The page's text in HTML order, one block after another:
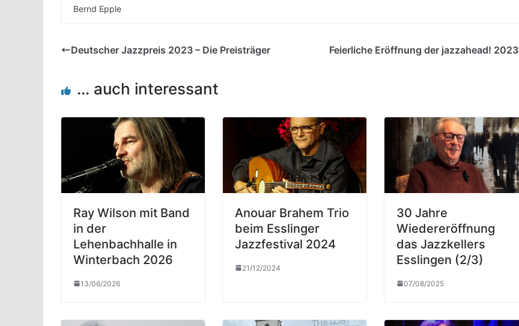
Bernd Epple
Deutscher Jazzpreis 2023 – Die Preisträger Feierliche Eröffnung der jazzahead! 2023
... auch interessant
Ray Wilson mit Band
in der
Lehenbachhalle in
Winterbach 2026
13/06/2026
Anouar Brahem Trio
beim Esslinger
Jazzfestival 2024
21/12/2024
30 Jahre
Wiedereröffnung
das Jazzkellers
Esslingen (2/3)
07/08/2025